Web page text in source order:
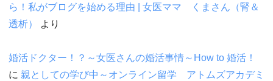
ら！私がブログを始める理由 | 女医ママ くまさん（腎＆
透析）
より
婚活ドクター！？～女医さんの婚活事情～How to 婚活！
に 親としての学び中～オンライン留学 アトムズアカデミ